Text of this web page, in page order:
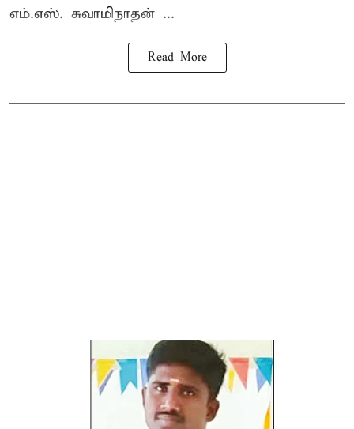
எம்.எஸ். சுவாமிநாதன் ...
Read More